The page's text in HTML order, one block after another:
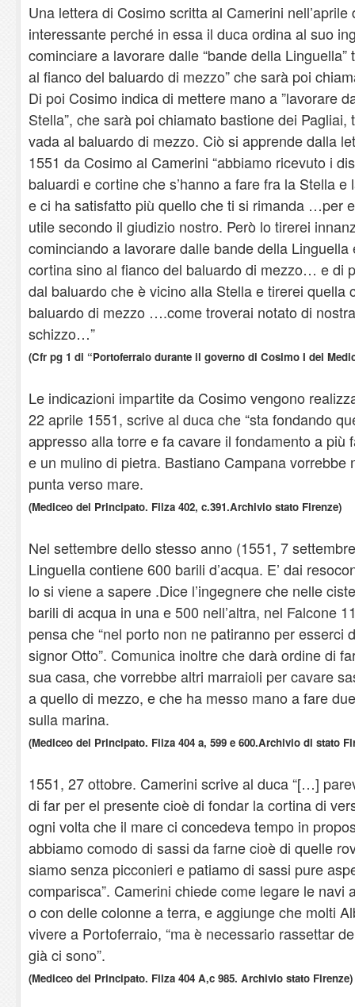
Una lettera di Cosimo scritta al Camerini
interessante perché in essa il duca ordina al suo
cominciare a lavorare dalle “bande della
al fianco del baluardo di mezzo” che sarà poi
Di poi Cosimo indica di mettere mano a ”lavorare
Stella”, che sarà poi chiamato bastione dei
vada al baluardo di mezzo. Ciò si apprende dalla
1551 da Cosimo al Camerini “abbiamo ricevuto i
baluardi e cortine che s’hanno a fare fra la Stella
e ci ha satisfatto più quello che ti si rimanda …per
utile secondo il giudizio nostro. Però lo tirerei
cominciando a lavorare dalle bande della
cortina sino al fianco del baluardo di mezzo… e di
dal baluardo che è vicino alla Stella e tirerei quella
baluardo di mezzo ….come troverai notato di
schizzo…”
(Cfr pg 1 di “Portoferraio durante il governo di Cosimo I dei
Le indicazioni impartite da Cosimo vengono
22 aprile 1551, scrive al duca che “sta fondando
appresso alla torre e fa cavare il fondamento a più
e un mulino di pietra. Bastiano Campana vorrebbe
punta verso mare.
(Mediceo del Principato. Filza 402, c.391.Archivio stato Firenze)
Nel settembre dello stesso anno (1551, 7
Linguella contiene 600 barili d’acqua. E’ dai
lo si viene a sapere .Dice l’ingegnere che nelle
barili di acqua in una e 500 nell’altra, nel Falcone
pensa che “nel porto non ne patiranno per esserci
signor Otto”. Comunica inoltre che darà ordine di
sua casa, che vorrebbe altri marraioli per cavare
a quello di mezzo, e che ha messo mano a fare
sulla marina.
(Mediceo del Principato. Filza 404 a, 599 e 600.Archivio di stato
1551, 27 ottobre. Camerini scrive al duca “[…]
di far per el presente cioè di fondar la cortina di
ogni volta che il mare ci concedeva tempo in
abbiamo comodo di sassi da farne cioè di quelle
siamo senza picconieri e patiamo di sassi pure
comparisca”. Camerini chiede come legare le navi
o con delle colonne a terra, e aggiunge che molti
vivere a Portoferraio, “ma è necessario rassettar
già ci sono”.
(Mediceo del Principato. Filza 404 A,c 985. Archivio stato Firenze)